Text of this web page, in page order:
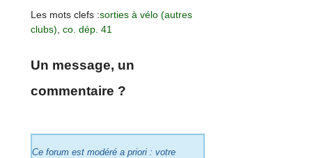
Les mots clefs :sorties à vélo (autres
clubs) ,co. dép. 41
Un message, un
commentaire ?
Ce forum est modéré a priori : votre